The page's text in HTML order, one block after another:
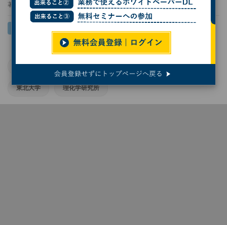
著者： 波留久泉
宇宙 KEK 東京大学 東京都立大学
東北大学 理化学研究所